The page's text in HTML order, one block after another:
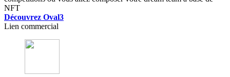
NFT
Découvrez Oval3
Lien commercial